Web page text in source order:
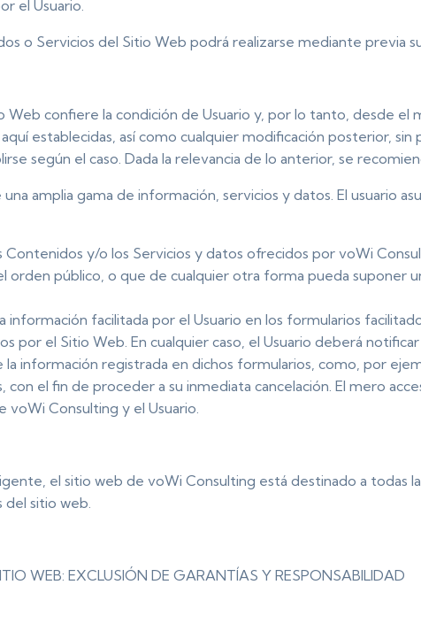
el Usuario.
o Servicios del Sitio Web podrá realizarse mediante previa
Web confiere la condición de Usuario y, por lo tanto, desde
establecidas, así como cualquier modificación posterior, sin
según el caso. Dada la relevancia de lo anterior, se
amplia gama de información, servicios y datos. El usuario
Contenidos y/o los Servicios y datos ofrecidos por voWi
orden público, o que de cualquier otra forma pueda suponer
información facilitada por el Usuario en los formularios
por el Sitio Web. En cualquier caso, el Usuario deberá
información registrada en dichos formularios, como, por
el fin de proceder a su inmediata cancelación. El mero
Consulting y el Usuario.
el sitio web de voWi Consulting está destinado a todas
del sitio web.
WEB: EXCLUSIÓN DE GARANTÍAS Y RESPONSABILIDAD